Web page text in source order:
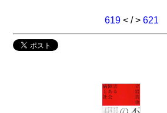
619 < / > 621